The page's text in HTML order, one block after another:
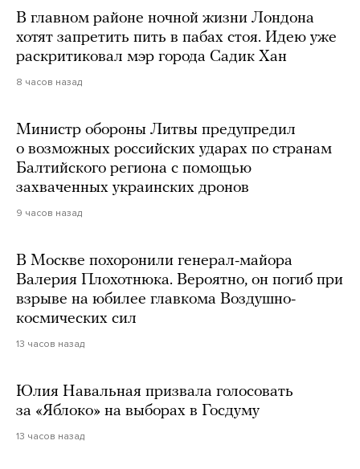
В главном районе ночной жизни Лондона
хотят запретить пить в пабах стоя. Идею уже
раскритиковал мэр города Садик Хан
8 часов назад
Министр обороны Литвы предупредил
о возможных российских ударах по странам
Балтийского региона с помощью
захваченных украинских дронов
9 часов назад
В Москве похоронили генерал-майора
Валерия Плохотнюка. Вероятно, он погиб при
взрыве на юбилее главкома Воздушно-
космических сил
13 часов назад
Юлия Навальная призвала голосовать
за «Яблоко» на выборах в Госдуму
13 часов назад